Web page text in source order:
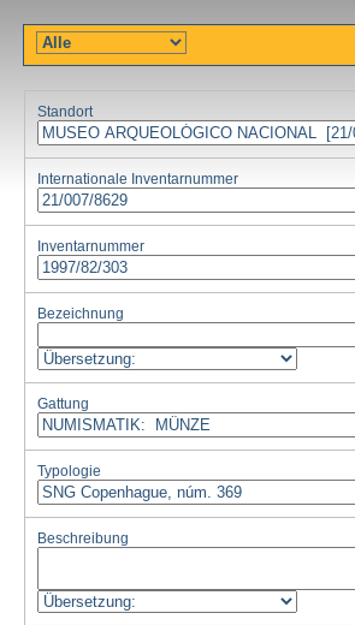
Standort
Internationale Inventarnummer
Inventarnummer
Bezeichnung
Gattung
Typologie
Beschreibung